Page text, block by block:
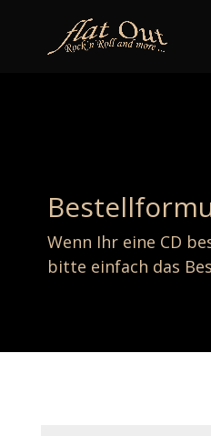
Wenn Ihr eine CD
bitte einfach das